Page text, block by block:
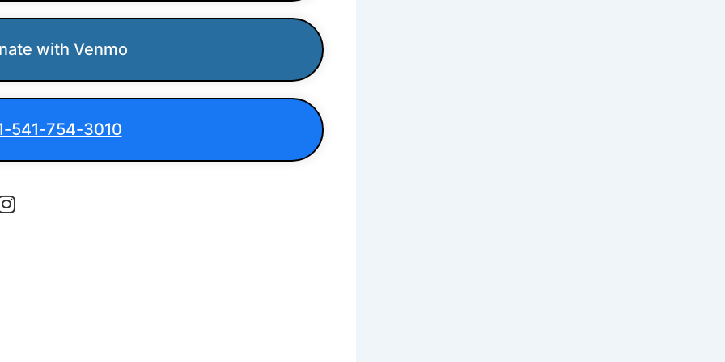
with Venmo
541-754-3010